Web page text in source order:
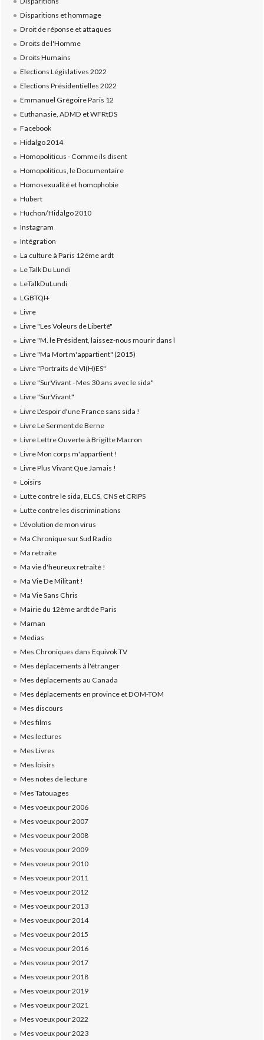
Disparitions et hommage
Droit de réponse et attaques
Droits de l'Homme
Droits Humains
Elections Législatives 2022
Elections Présidentielles 2022
Emmanuel Grégoire Paris 12
Euthanasie, ADMD et WFRtDS
Facebook
Hidalgo 2014
Homopoliticus - Comme ils disent
Homopoliticus, le Documentaire
Homosexualité et homophobie
Hubert
Huchon/Hidalgo 2010
Instagram
Intégration
La culture à Paris 12éme ardt
Le Talk Du Lundi
LeTalkDuLundi
LGBTQI+
Livre
Livre "Les Voleurs de Liberté"
Livre "M. le Président, laissez-nous mourir dans l
Livre "Ma Mort m'appartient" (2015)
Livre "Portraits de VI(H)ES"
Livre "SurVivant - Mes 30 ans avec le sida"
Livre "SurVivant"
Livre L'espoir d'une France sans sida !
Livre Le Serment de Berne
Livre Lettre Ouverte à Brigitte Macron
Livre Mon corps m'appartient !
Livre Plus Vivant Que Jamais !
Loisirs
Lutte contre le sida, ELCS, CNS et CRIPS
Lutte contre les discriminations
L'évolution de mon virus
Ma Chronique sur Sud Radio
Ma retraite
Ma vie d'heureux retraité !
Ma Vie De Militant !
Ma Vie Sans Chris
Mairie du 12ème ardt de Paris
Maman
Medias
Mes Chroniques dans Equivok TV
Mes déplacements à l'étranger
Mes déplacements au Canada
Mes déplacements en province et DOM-TOM
Mes discours
Mes films
Mes lectures
Mes Livres
Mes loisirs
Mes notes de lecture
Mes Tatouages
Mes voeux pour 2006
Mes voeux pour 2007
Mes voeux pour 2008
Mes voeux pour 2009
Mes voeux pour 2010
Mes voeux pour 2011
Mes voeux pour 2012
Mes voeux pour 2013
Mes voeux pour 2014
Mes voeux pour 2015
Mes voeux pour 2016
Mes voeux pour 2017
Mes voeux pour 2018
Mes voeux pour 2019
Mes voeux pour 2021
Mes voeux pour 2022
Mes voeux pour 2023